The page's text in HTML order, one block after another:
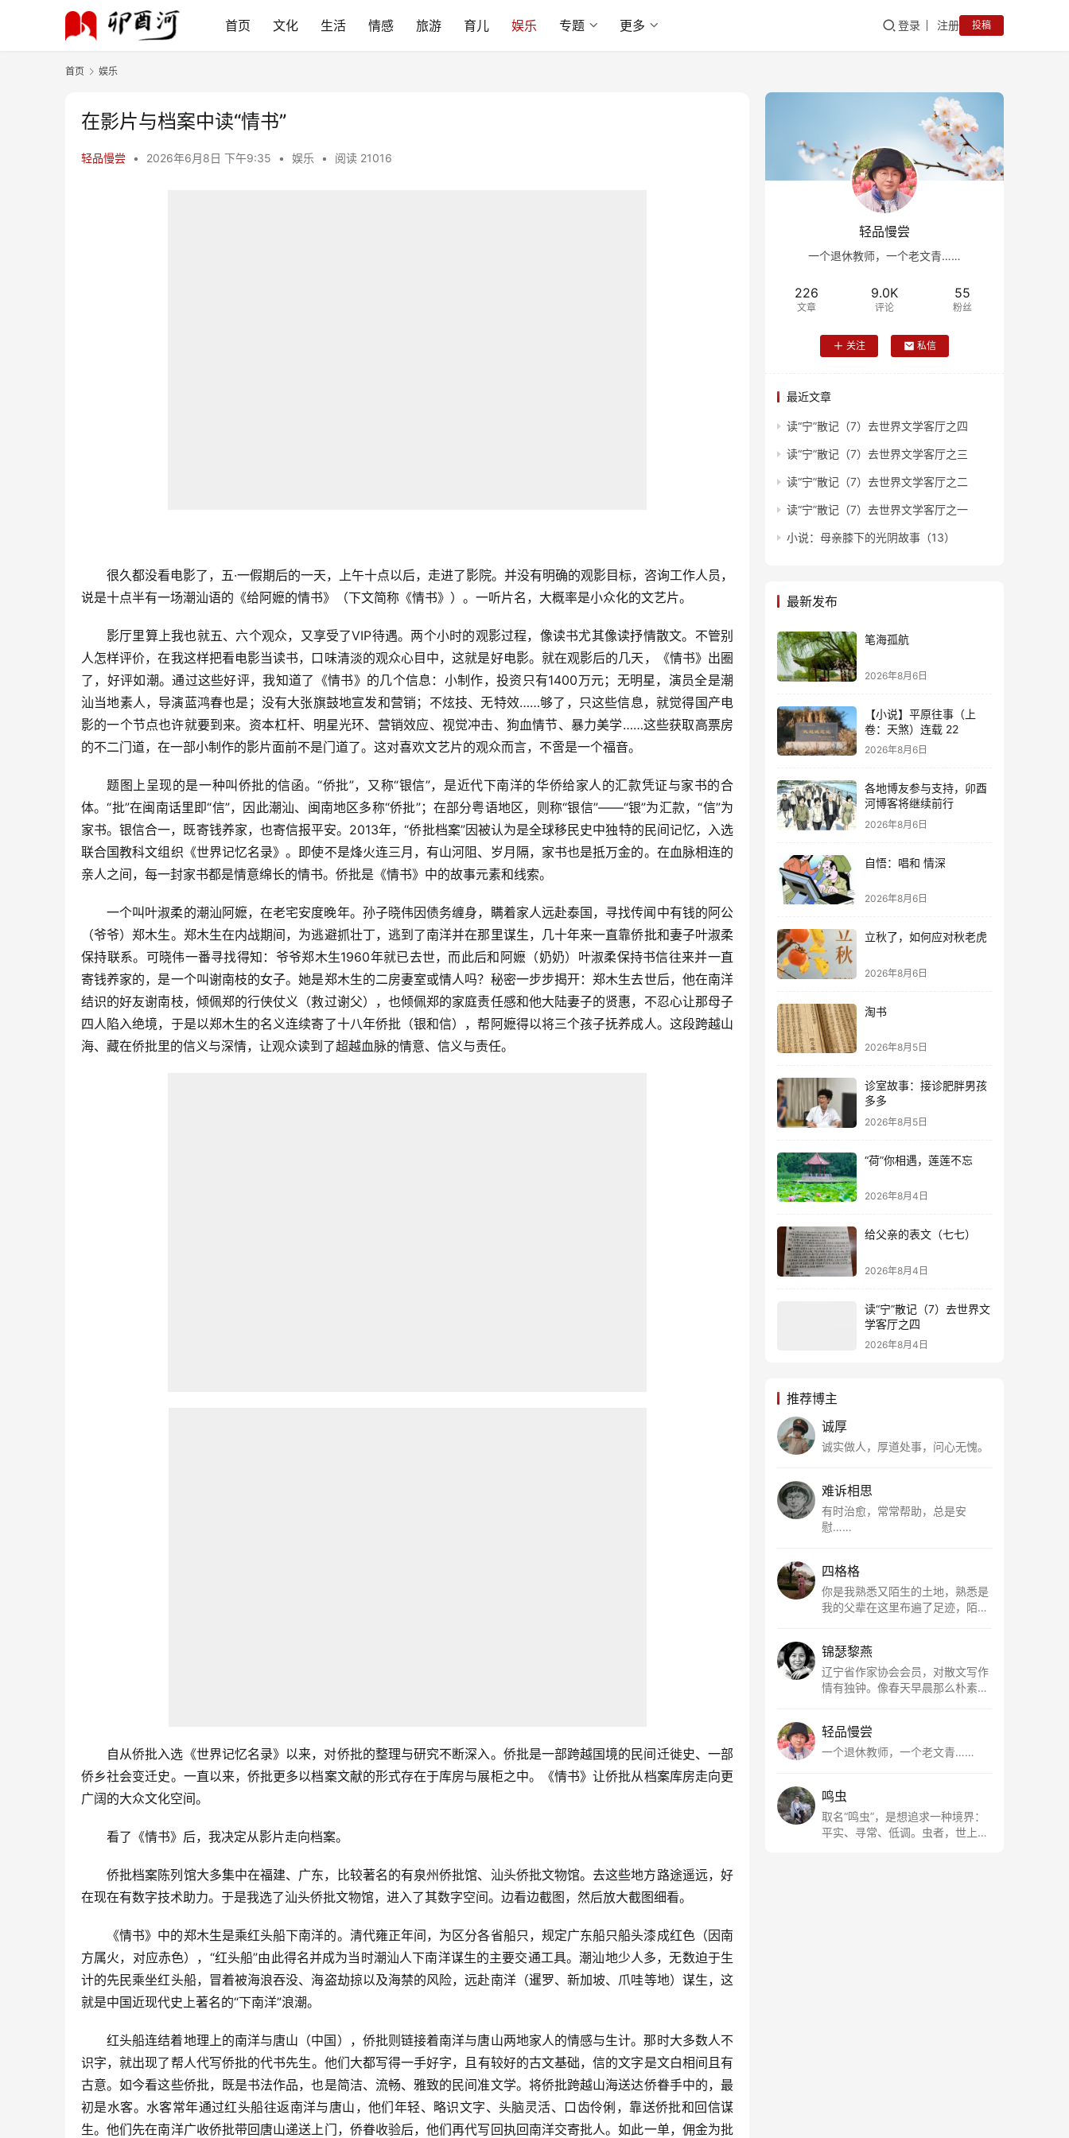
首页 文化 生活 情感 旅游 育儿 娱乐 专题 更多 登录 注册 投稿
首页 娱乐
在影片与档案中读“情书”
轻品慢尝 • 2026年6月8日 下午9:35 • 娱乐 • 阅读 21016
很久都没看电影了，五·一假期后的一天，上午十点以后，走进了影院。并没有明确的观影目标，咨询工作人员，
说是十点半有一场潮汕语的《给阿嬷的情书》（下文简称《情书》）。一听片名，大概率是小众化的文艺片。
影厅里算上我也就五、六个观众，又享受了VIP待遇。两个小时的观影过程，像读书尤其像读抒情散文。不管别
人怎样评价，在我这样把看电影当读书，口味清淡的观众心目中，这就是好电影。就在观影后的几天，《情书》出圈
了，好评如潮。通过这些好评，我知道了《情书》的几个信息：小制作，投资只有1400万元；无明星，演员全是潮
汕当地素人，导演蓝鸿春也是；没有大张旗鼓地宣发和营销；不炫技、无特效……够了，只这些信息，就觉得国产电
影的一个节点也许就要到来。资本杠杆、明星光环、营销效应、视觉冲击、狗血情节、暴力美学……这些获取高票房
的不二门道，在一部小制作的影片面前不是门道了。这对喜欢文艺片的观众而言，不啻是一个福音。
题图上呈现的是一种叫侨批的信函。“侨批”，又称“银信”，是近代下南洋的华侨给家人的汇款凭证与家书的合
体。“批”在闽南话里即“信”，因此潮汕、闽南地区多称“侨批”；在部分粤语地区，则称“银信”——“银”为汇款，“信”为
家书。银信合一，既寄钱养家，也寄信报平安。2013年，“侨批档案”因被认为是全球移民史中独特的民间记忆，入选
联合国教科文组织《世界记忆名录》。即使不是烽火连三月，有山河阻、岁月隔，家书也是抵万金的。在血脉相连的
亲人之间，每一封家书都是情意绵长的情书。侨批是《情书》中的故事元素和线索。
一个叫叶淑柔的潮汕阿嬷，在老宅安度晚年。孙子晓伟因债务缠身，瞒着家人远赴泰国，寻找传闻中有钱的阿公
（爷爷）郑木生。郑木生在内战期间，为逃避抓壮丁，逃到了南洋并在那里谋生，几十年来一直靠侨批和妻子叶淑柔
保持联系。可晓伟一番寻找得知：爷爷郑木生1960年就已去世，而此后和阿嬷（奶奶）叶淑柔保持书信往来并一直
寄钱养家的，是一个叫谢南枝的女子。她是郑木生的二房妻室或情人吗？秘密一步步揭开：郑木生去世后，他在南洋
结识的好友谢南枝，倾佩郑的行侠仗义（救过谢父），也倾佩郑的家庭责任感和他大陆妻子的贤惠，不忍心让那母子
四人陷入绝境，于是以郑木生的名义连续寄了十八年侨批（银和信），帮阿嬷得以将三个孩子抚养成人。这段跨越山
海、藏在侨批里的信义与深情，让观众读到了超越血脉的情意、信义与责任。
自从侨批入选《世界记忆名录》以来，对侨批的整理与研究不断深入。侨批是一部跨越国境的民间迁徙史、一部
侨乡社会变迁史。一直以来，侨批更多以档案文献的形式存在于库房与展柜之中。《情书》让侨批从档案库房走向更
广阔的大众文化空间。
看了《情书》后，我决定从影片走向档案。
侨批档案陈列馆大多集中在福建、广东，比较著名的有泉州侨批馆、汕头侨批文物馆。去这些地方路途遥远，好
在现在有数字技术助力。于是我选了汕头侨批文物馆，进入了其数字空间。边看边截图，然后放大截图细看。
《情书》中的郑木生是乘红头船下南洋的。清代雍正年间，为区分各省船只，规定广东船只船头漆成红色（因南
方属火，对应赤色），“红头船”由此得名并成为当时潮汕人下南洋谋生的主要交通工具。潮汕地少人多，无数迫于生
计的先民乘坐红头船，冒着被海浪吞没、海盗劫掠以及海禁的风险，远赴南洋（暹罗、新加坡、爪哇等地）谋生，这
就是中国近现代史上著名的“下南洋”浪潮。
红头船连结着地理上的南洋与唐山（中国），侨批则链接着南洋与唐山两地家人的情感与生计。那时大多数人不
识字，就出现了帮人代写侨批的‌代书先生‌。他们大都写得一手好字，且有较好的古文基础，信的文字是文白相间且有
古意。如今看这些侨批，既是书法作品，也是简洁、流畅、雅致的民间准文学。将侨批跨越山海送达侨眷手中的，最
初是水客。水客常年通过红头船往返南洋与唐山，他们年轻、略识文字、头脑灵活、口齿伶俐，靠送侨批和回信谋
生。他们先在南洋广收侨批带回唐山递送上门，侨眷收验后，他们再代写回执回南洋交寄批人。如此一单，佣金为批
轻品慢尝
一个退休教师，一个老文青……
226
文章
9.0K
评论
55
粉丝
关注 私信
最近文章
读“宁”散记（7）去世界文学客厅之四
读“宁”散记（7）去世界文学客厅之三
读“宁”散记（7）去世界文学客厅之二
读“宁”散记（7）去世界文学客厅之一
小说：母亲膝下的光阴故事（13）
最新发布
笔海孤航
2026年8月6日
【小说】平原往事（上
卷：天煞）连载 22
2026年8月6日
各地博友参与支持，卯酉
河博客将继续前行
2026年8月6日
自悟：唱和 情深
2026年8月6日
立秋了，如何应对秋老虎
2026年8月6日
淘书
2026年8月5日
诊室故事：接诊肥胖男孩
多多
2026年8月5日
“荷”你相遇，莲莲不忘
2026年8月4日
给父亲的表文（七七）
2026年8月4日
读“宁”散记（7）去世界文
学客厅之四
2026年8月4日
推荐博主
诚厚
诚实做人，厚道处事，问心无愧。
难诉相思
有时治愈，常常帮助，总是安
慰……
四格格
你是我熟悉又陌生的土地，熟悉是
我的父辈在这里布遍了足迹，陌生
根所在，我用文字慢慢认识你、慢
慢熟悉你。
锦瑟黎燕
辽宁省作家协会会员，对散文写作
情有独钟。像春天早晨那么朴素，
轻品慢尝
一个退休教师，一个老文青……
鸣虫
取名“鸣虫”，是想追求一种境界：
平实、寻常、低调。虫者，世上最